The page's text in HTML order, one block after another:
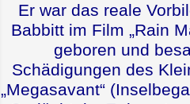
Er war das reale
Babbitt im Film „Rain
geboren und
Schädigungen des
„Megasavant“